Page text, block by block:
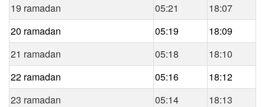
19 ramadan
05:21
18:07
20 ramadan
05:19
18:09
21 ramadan
05:18
18:10
22 ramadan
05:16
18:12
23 ramadan
05:14
18:13